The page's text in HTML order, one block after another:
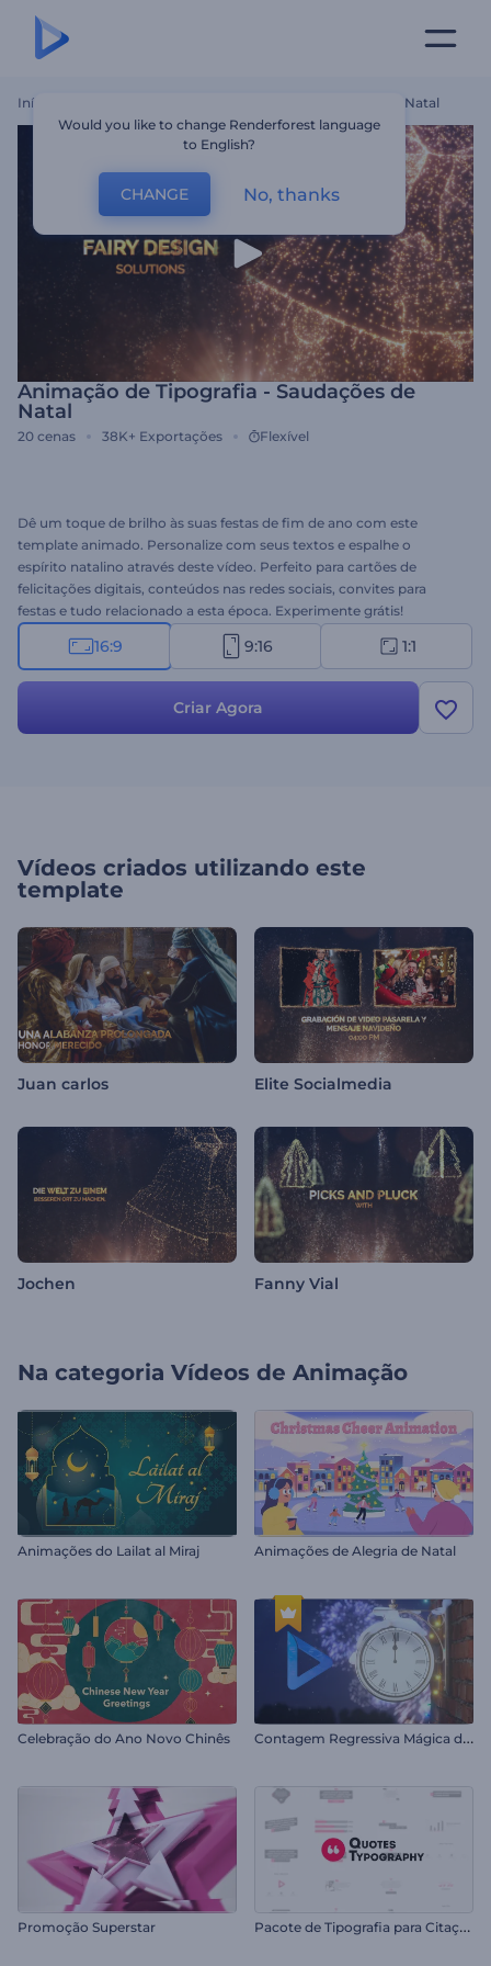
Início Animação De Tipografia - Saudações De Natal
Animação de Tipografia - Saudações de
Natal
20 cenas 38K+ Exportações Flexível
Dê um toque de brilho às suas festas de fim de ano com este
template animado. Personalize com seus textos e espalhe o
espírito natalino através deste vídeo. Perfeito para cartões de
felicitações digitais, conteúdos nas redes sociais, convites para
festas e tudo relacionado a esta época. Experimente grátis!
16:9 9:16 1:1
Criar Agora
Vídeos criados utilizando este
template
Juan carlos Elite Socialmedia
Jochen Fanny Vial
Na categoria Vídeos de Animação
Animações do Lailat al Miraj Animações de Alegria de Natal
Celebração do Ano Novo Chinês C
ontagem Regressiva Mágica de Ano Novo
Promoção Superstar P
acote de Tipografia para Citações
Would you like to change Renderforest language
to English?
CHANGE No, thanks